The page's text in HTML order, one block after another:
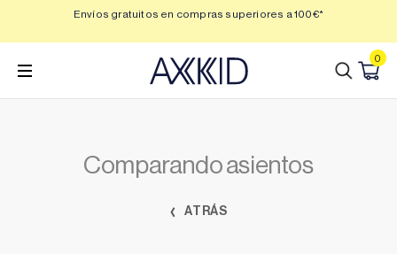
contenido
Envíos gratuitos en compras superiores a 100€*
0
Comparando asientos
ATRÁS